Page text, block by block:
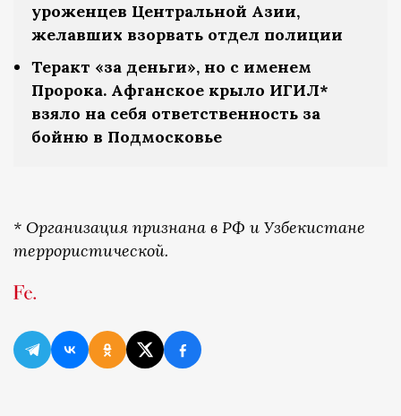
уроженцев Центральной Азии,
желавших взорвать отдел полиции
Теракт «за деньги», но с именем
Пророка. Афганское крыло ИГИЛ*
взяло на себя ответственность за
бойню в Подмосковье
* Организация признана в РФ и Узбекистане
террористической.